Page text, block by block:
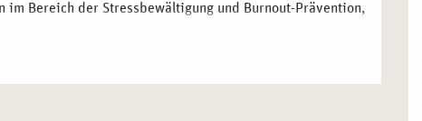
im Bereich der Stressbewältigung und Burnout-Prävention,
und Praxis flexibel miteinander zu verbinden, sodass